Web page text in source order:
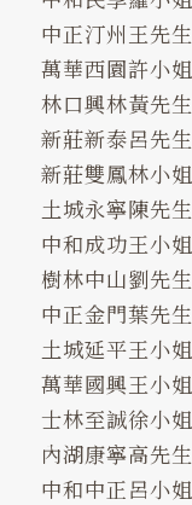
中正汀州王先生
萬華西園許小姐
林口興林黃先生
新莊新泰呂先生
新莊雙鳳林小姐
土城永寧陳先生
中和成功王小姐
樹林中山劉先生
中正金門葉先生
土城延平王小姐
萬華國興王小姐
士林至誠徐小姐
內湖康寧高先生
中和中正呂小姐